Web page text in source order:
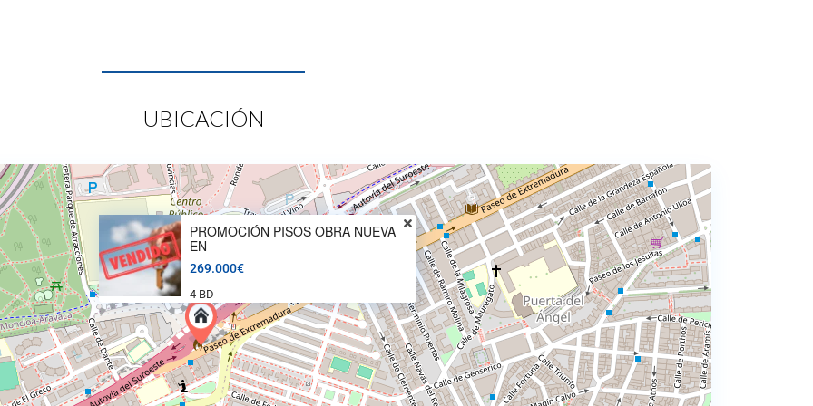
UBICACIÓN
PROMOCIÓN PISOS OBRA NUEVA
EN
269.000€
4 BD